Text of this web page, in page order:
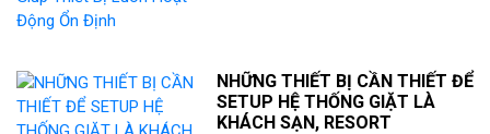
NHỮNG THIẾT BỊ CẦN THIẾT ĐỂ
SETUP HỆ THỐNG GIẶT LÀ
KHÁCH SẠN, RESORT